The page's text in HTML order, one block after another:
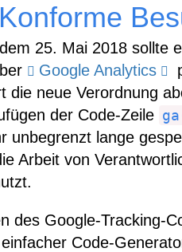
25. Mai 2018 sollte
Google Analytics
die neue Verordnung
der Code-Zeile
unbegrenzt lange
Arbeit von
des Google-Tracking-
Code-